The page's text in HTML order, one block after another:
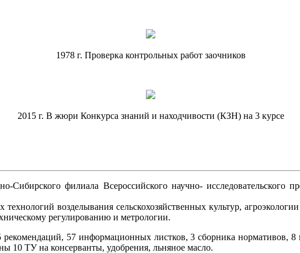
1978 г. Проверка контрольных работ заочников
2015 г. В жюри Конкурса знаний и находчивости (КЗН) на 3 курсе
филиала Всероссийского научно- исследовательского
возделывания сельскохозяйственных культур,
регулированию и метрологии.
57 информационных листков, 3 сборника нормативов,
10 ТУ на консерванты, удобрения, льняное масло.